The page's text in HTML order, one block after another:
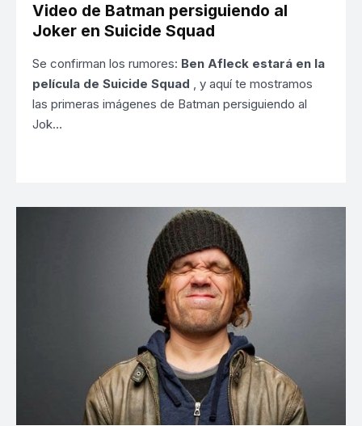
Video de Batman persiguiendo al
Joker en Suicide Squad
Se confirman los rumores: Ben Afleck estará en la
película de Suicide Squad , y aquí te mostramos
las primeras imágenes de Batman persiguiendo al
Jok…